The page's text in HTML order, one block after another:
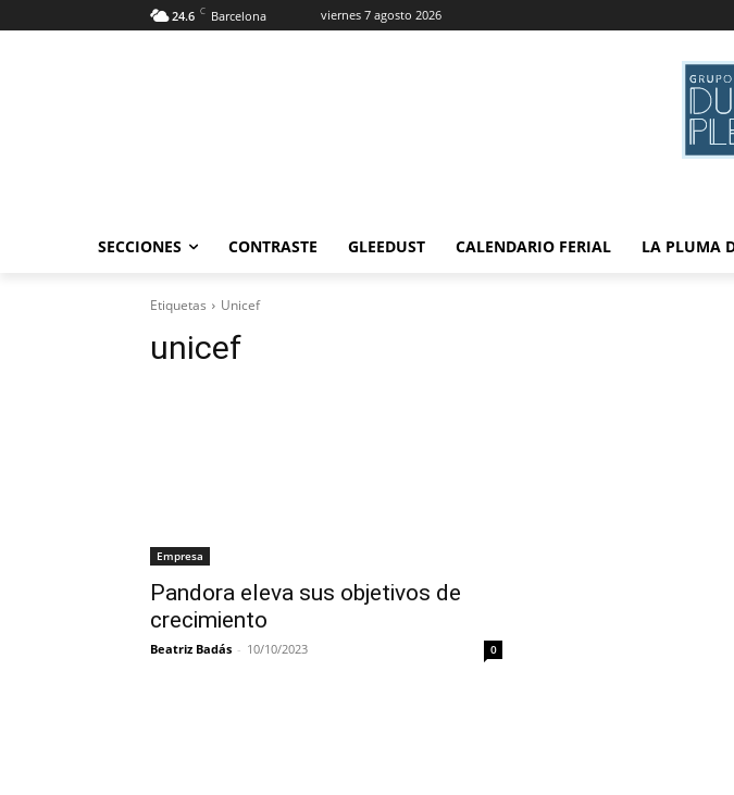
24.6 C Barcelona viernes 7 agosto 2026
SECCIONES CONTRASTE GLEEDUST CALENDARIO FERIAL LA PLUMA
Etiquetas Unicef
unicef
Empresa
Pandora eleva sus objetivos de
crecimiento
Beatriz Badás - 10/10/2023 0